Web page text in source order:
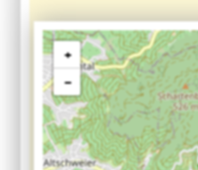
+
−